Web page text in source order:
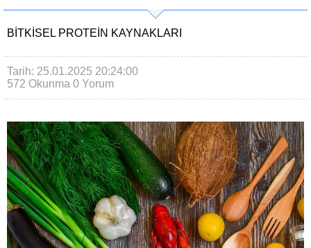
BITKISEL PROTEIN KAYNAKLARI
Tarih: 25.01.2025 20:24:00
572 Okunma 0 Yorum